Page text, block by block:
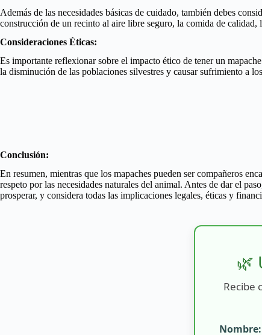
Además de las necesidades básicas de cuidado, también debes
construcción de un recinto al aire libre seguro, la comida de calidad,
Consideraciones Éticas:
Es importante reflexionar sobre el impacto ético de tener un
la disminución de las poblaciones silvestres y causar sufrimiento a
Conclusión:
En resumen, mientras que los mapaches pueden ser compañeros
respeto por las necesidades naturales del animal. Antes de dar el
prosperar, y considera todas las implicaciones legales, éticas y
🌿
Recibe
Nombre: